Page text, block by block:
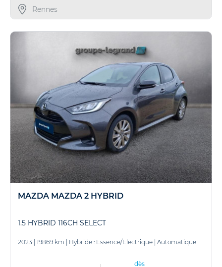
Rennes
MAZDA MAZDA 2 HYBRID
1.5 HYBRID 116CH SELECT
2023 | 19869 km | Hybride : Essence/Electrique | Automatique
dès